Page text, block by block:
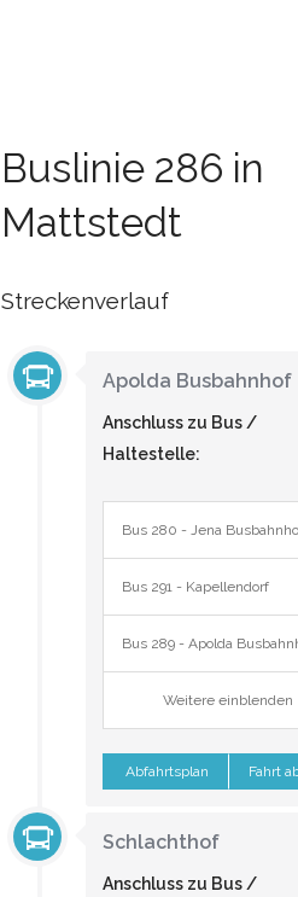
Buslinie 286 in
Mattstedt
Streckenverlauf
Apolda Busbahnhof
Anschluss zu Bus /
Haltestelle:
Bus 280 - Jena
Bus 291 - Kapellendorf
Bus 289 - Apolda
Weitere einblenden
Abfahrtsplan Fahrt
Schlachthof
Anschluss zu Bus /